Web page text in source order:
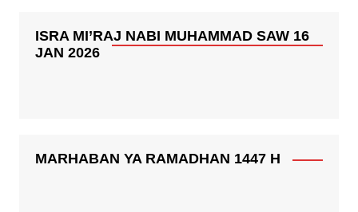
ISRA MI’RAJ NABI MUHAMMAD SAW 16
JAN 2026
MARHABAN YA RAMADHAN 1447 H